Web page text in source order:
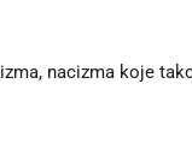
nacizma koje